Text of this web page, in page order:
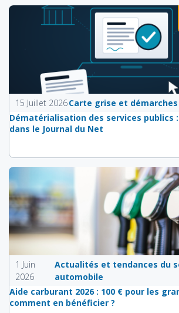
15 Juillet 2026Carte grise et
Dématérialisation des services publics
dans le Journal du Net
1 Juin
2026
Actualités et tendances du
automobile
Aide carburant 2026 : 100 € pour les
comment en bénéficier ?